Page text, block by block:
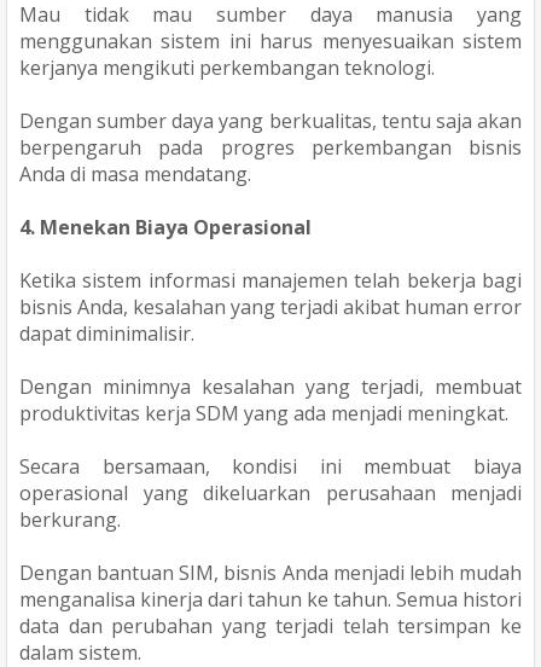
Mau tidak mau sumber daya manusia yang
menggunakan sistem ini harus menyesuaikan sistem
kerjanya mengikuti perkembangan teknologi.
Dengan sumber daya yang berkualitas, tentu saja akan
berpengaruh pada progres perkembangan bisnis
Anda di masa mendatang.
4. Menekan Biaya Operasional
Ketika sistem informasi manajemen telah bekerja bagi
bisnis Anda, kesalahan yang terjadi akibat human error
dapat diminimalisir.
Dengan minimnya kesalahan yang terjadi, membuat
produktivitas kerja SDM yang ada menjadi meningkat.
Secara bersamaan, kondisi ini membuat biaya
operasional yang dikeluarkan perusahaan menjadi
berkurang.
Dengan bantuan SIM, bisnis Anda menjadi lebih mudah
menganalisa kinerja dari tahun ke tahun. Semua histori
data dan perubahan yang terjadi telah tersimpan ke
dalam sistem.